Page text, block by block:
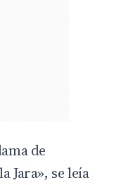
de
Jara», se leía